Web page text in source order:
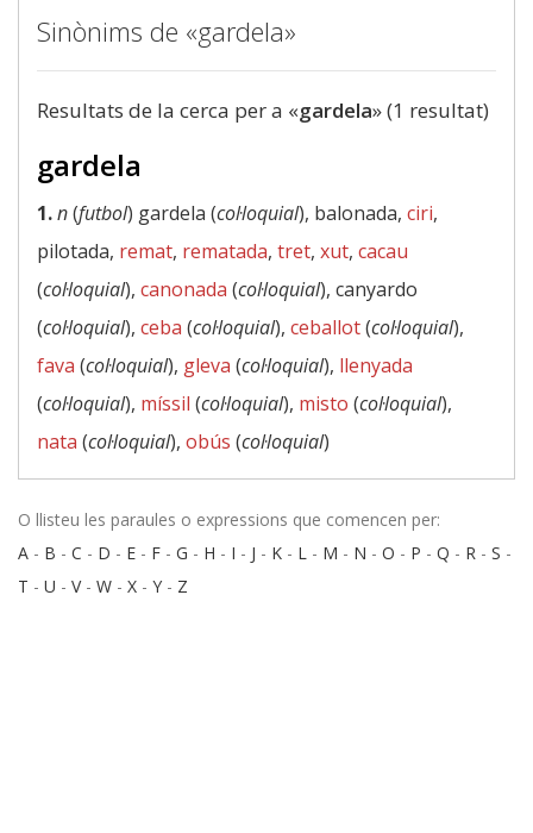
Sinònims de «gardela»
Resultats de la cerca per a «gardela» (1 resultat)
gardela
1.n(futbol) gardela (col·loquial), balonada, ciri,
pilotada, remat, rematada, tret, xut, cacau
(col·loquial), canonada (col·loquial), canyardo
(col·loquial), ceba (col·loquial), ceballot(col·loquial),
fava (col·loquial), gleva (col·loquial), llenyada
(col·loquial), míssil (col·loquial), misto (col·loquial),
nata (col·loquial), obús (col·loquial)
O llisteu les paraules o expressions que comencen per:
A - B - C - D - E - F - G - H - I - J - K - L - M - N - O - P - Q - R - S -
T - U - V- W - X - Y - Z